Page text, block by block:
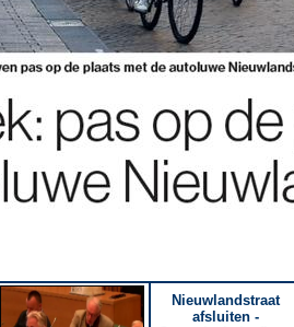
Nieuwlandstraat
afsluiten -